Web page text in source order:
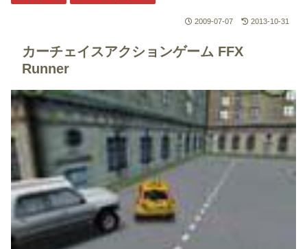
2009-07-07 2013-10-31
カーチェイスアクションゲーム FFX
Runner